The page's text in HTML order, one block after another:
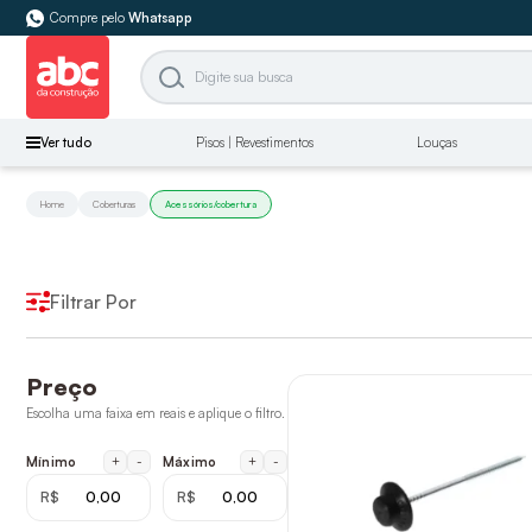
Compre pelo Whatsapp
Ver tudo Pisos | Revestimentos Louças
Home Coberturas Acessórios/cobertura
Filtrar Por
Preço
Escolha uma faixa em reais e aplique o filtro.
Mínimo + -
R$
Máximo + -
R$